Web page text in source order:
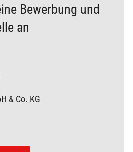
Bewerbung und
an
& Co. KG